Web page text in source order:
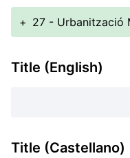
+ 27 - Urbanització
Title (English)
Title (Castellano)